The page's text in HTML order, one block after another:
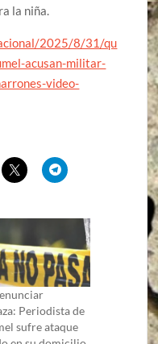
la niña.
2025/8/31/qu
acusan-militar-
video-
Periodista de
sufre ataque